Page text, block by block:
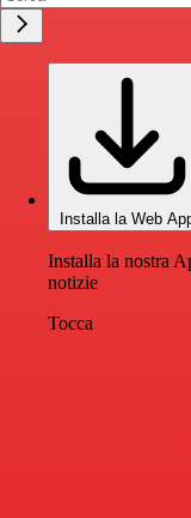
Installa la Web
Installa la nostra
notizie
Tocca